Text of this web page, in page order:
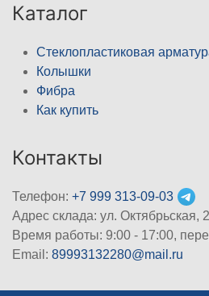
Каталог
Стеклопластиковая
Колышки
Фибра
Как купить
Контакты
Телефон: +7 999 313-09-03
Адрес склада: ул. Октябрьская,
Время работы: 9:00 - 17:00,
Email: 89993132280@mail.ru